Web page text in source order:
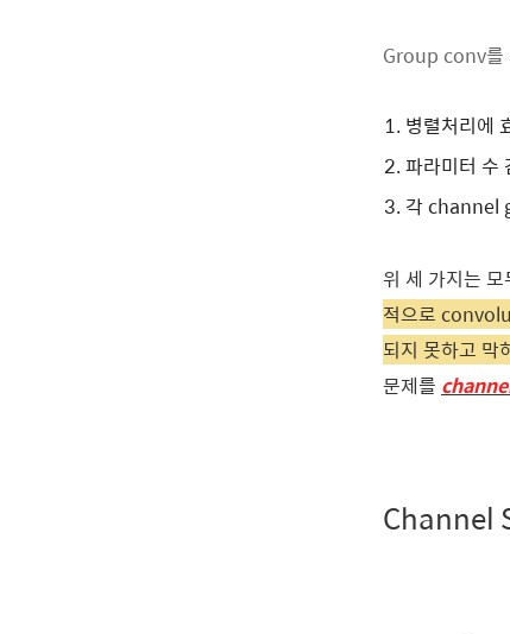
Group conv를
병렬처리에
파라미터 수
각 channel
위 세 가지는
적으로
되지 못하고 막
문제를
Channel